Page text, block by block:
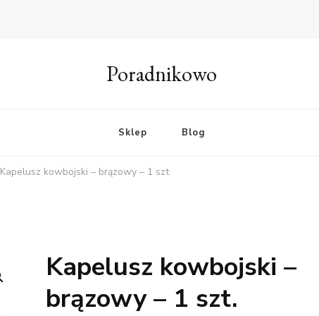
Poradnikowo
Sklep Blog
Kapelusz kowbojski – brązowy – 1 szt.
Kapelusz kowbojski –
brązowy – 1 szt.